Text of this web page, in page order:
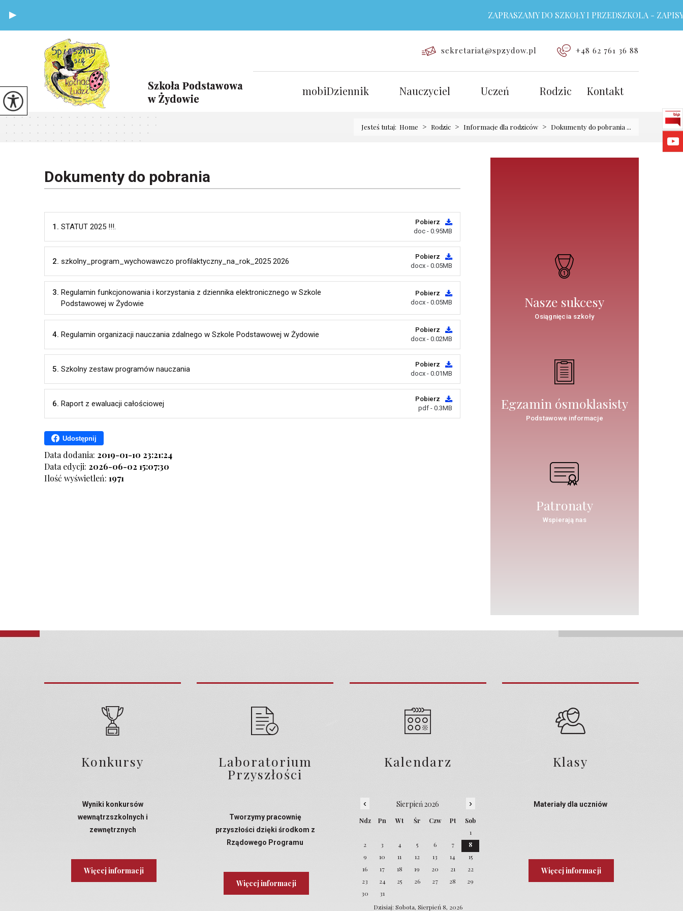
ZAPRASZAMY DO SZKOŁY I PRZEDSZKOLA - ZAPISY
sekretariat@spzydow.pl +48 62 761 36 88
mobiDziennik Nauczyciel Uczeń Rodzic Kontakt
Jesteś tutaj: Home > Rodzic > Informacje dla rodziców > Dokumenty do pobrania ...
Dokumenty do pobrania
1. STATUT 2025 !!!.
Pobierz
doc - 0.95MB
2. szkolny_program_wychowawczo profilaktyczny_na_rok_2025 2026
Pobierz
docx - 0.05MB
3. Regulamin funkcjonowania i korzystania z dziennika elektronicznego w Szkole
Podstawowej w Żydowie
Pobierz
docx - 0.05MB
4. Regulamin organizacji nauczania zdalnego w Szkole Podstawowej w Żydowie
Pobierz
docx - 0.02MB
5. Szkolny zestaw programów nauczania
Pobierz
docx - 0.01MB
6. Raport z ewaluacji całościowej
Pobierz
pdf - 0.3MB
Udostępnij
Data dodania: 2019-01-10 23:21:24
Data edycji: 2026-06-02 15:07:30
Ilość wyświetleń: 1971
Nasze sukcesy
Osiągnięcia szkoły
Egzamin ósmoklasisty
Podstawowe informacje
Patronaty
Wspierają nas
Konkursy
Wyniki konkursów
wewnątrzszkolnych i
zewnętrznych
Więcej informacji
Laboratorium
Przyszłości
Tworzymy pracownię
przyszłości dzięki środkom z
Rządowego Programu
Więcej informacji
Kalendarz
‹ Sierpień 2026 ›
Ndz Pn Wt Śr Czw Pt
Sob
1
2
3 4 5 6 7
8
9
10 11 12 13 14
15
16
17 18 19 20 21
22
23
24 25 26 27 28
29
30
31
Dzisiaj: Sobota, Sierpień 8, 2026
Klasy
Materiały dla uczniów
Więcej informacji